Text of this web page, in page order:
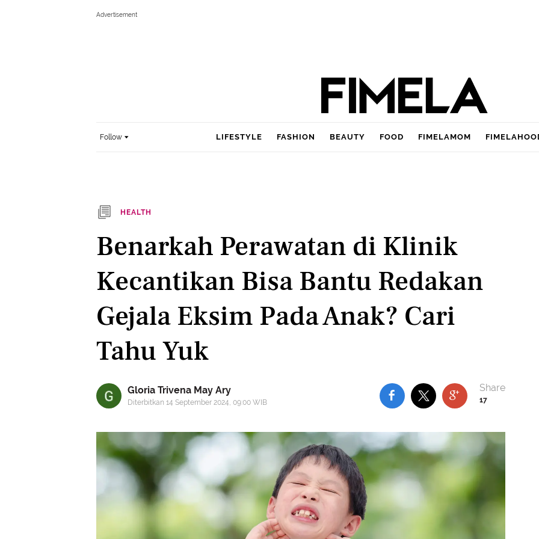
Follow LIFESTYLE FASHION BEAUTY FOOD FIMELAMOM
HEALTH
Benarkah Perawatan di Klinik
Kecantikan Bisa Bantu Redakan
Gejala Eksim Pada Anak? Cari
Tahu Yuk
Gloria Trivena May Ary
Diterbitkan 14 September 2024, 09:00 WIB 17